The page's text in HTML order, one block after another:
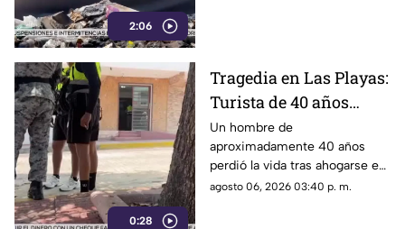
2:06
0:28
Tragedia en Las Playas:
Turista de 40 años
mu3r3 ahogado en la
alberca de un hotel en
Acapulco
Un hombre de
aproximadamente 40 años
perdió la vida tras ahogarse en
la alberca de un hotel del
agosto 06, 2026 03:40 p. m.